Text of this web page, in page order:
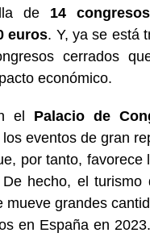
de 14
euros. Y, ya se está
cerrados
económico.
el Palacio de
los eventos de gran
por tanto,
hecho, el
mueve grandes
en España en